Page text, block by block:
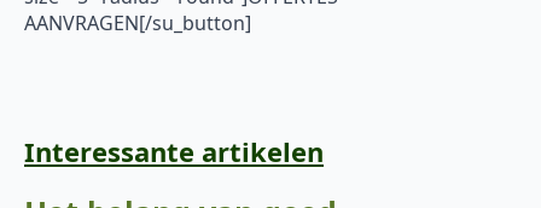
AANVRAGEN[/su_button]
Interessante artikelen